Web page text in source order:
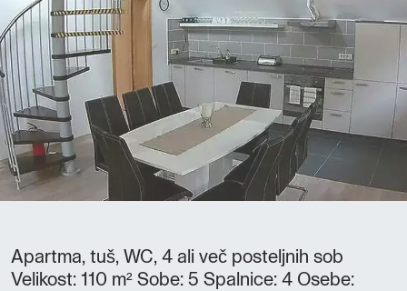
Apartma, tuš, WC, 4 ali več posteljnih sob
Velikost: 110 m² Sobe: 5 Spalnice: 4 Osebe: